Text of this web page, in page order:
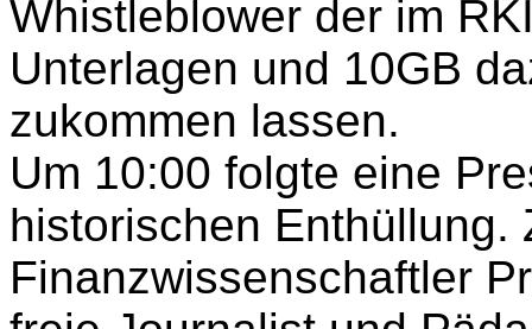
Whistleblower der im
Unterlagen und 10GB
zukommen lassen.
Um 10:00 folgte eine
historischen Enthüllung.
Finanzwissenschaftler